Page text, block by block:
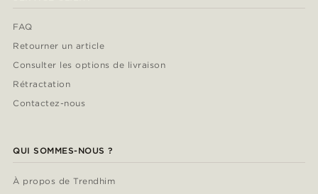
FAQ
Retourner un article
Consulter les options de livraison
Rétractation
Contactez-nous
QUI SOMMES-NOUS ?
À propos de Trendhim